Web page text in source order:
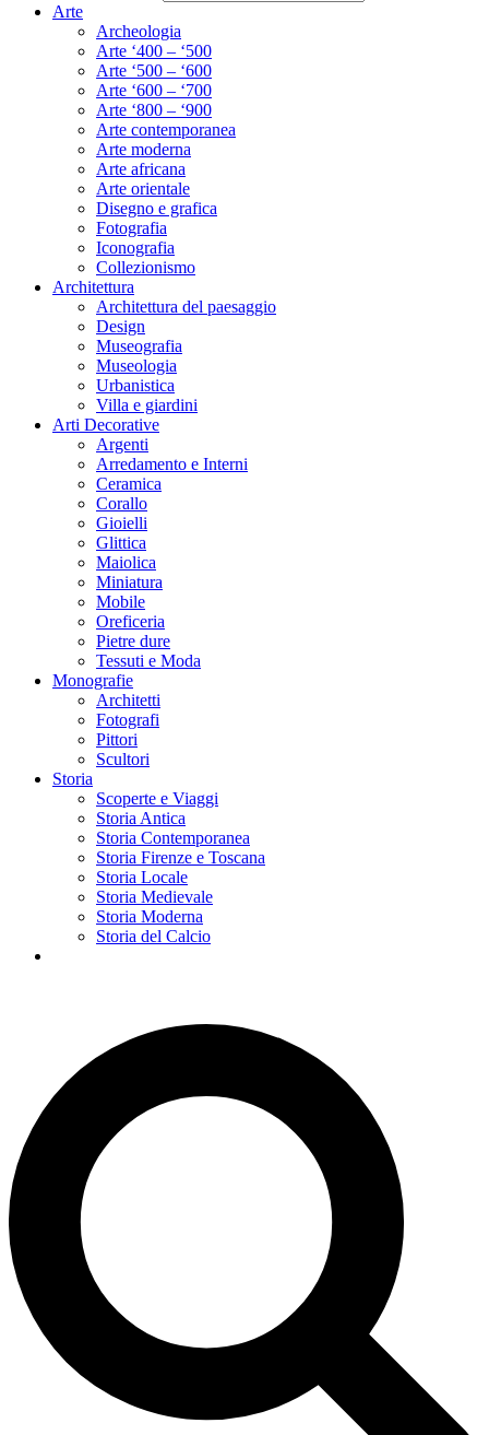
Arte
Archeologia
Arte ‘400 – ‘500
Arte ‘500 – ‘600
Arte ‘600 – ‘700
Arte ‘800 – ‘900
Arte contemporanea
Arte moderna
Arte africana
Arte orientale
Disegno e grafica
Fotografia
Iconografia
Collezionismo
Architettura
Architettura del paesaggio
Design
Museografia
Museologia
Urbanistica
Villa e giardini
Arti Decorative
Argenti
Arredamento e Interni
Ceramica
Corallo
Gioielli
Glittica
Maiolica
Miniatura
Mobile
Oreficeria
Pietre dure
Tessuti e Moda
Monografie
Architetti
Fotografi
Pittori
Scultori
Storia
Scoperte e Viaggi
Storia Antica
Storia Contemporanea
Storia Firenze e Toscana
Storia Locale
Storia Medievale
Storia Moderna
Storia del Calcio